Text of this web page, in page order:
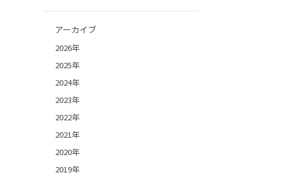
アーカイブ
2026年
2025年
2024年
2023年
2022年
2021年
2020年
2019年